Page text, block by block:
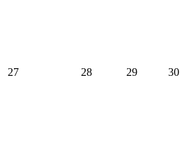
27 28 29 30